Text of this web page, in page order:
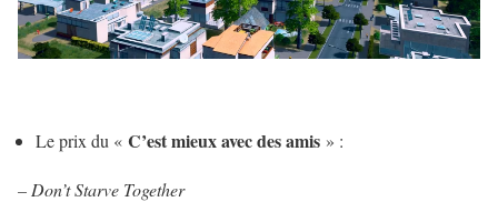
Le prix du « C’est mieux avec des amis » :
– Don’t Starve Together